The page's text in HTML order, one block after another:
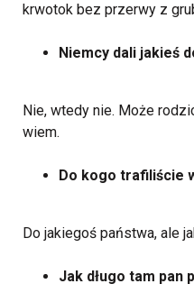
krwotok bez przerwy z
Niemcy dali jakieś
Nie, wtedy nie. Może
wiem.
Do kogo trafiliście
Do jakiegoś państwa, ale
Jak długo tam pan